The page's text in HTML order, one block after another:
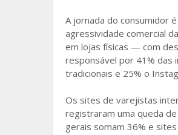
A jornada do consumidor
agressividade comercial
em lojas físicas — com
responsável por 41% das
tradicionais e 25% o
Os sites de varejistas
registraram uma queda
gerais somam 36% e